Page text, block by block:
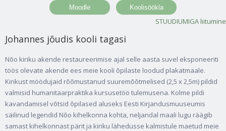
STUUDIUMIGA liitumine
Johannes jõudis kooli tagasi
Nõo kiriku akende restaureerimise ajal selle aasta suvel eksponeeriti
töös olevate akende ees meie kooli õpilaste loodud plakatmaale.
Kirikust möödujaid rõõmustanud suuremõõtmelised (2,5 x 2,5m) pildid
valmisid humanitaarpraktika kursusetöö tulemusena. Kolme pildi
kavandamisel võtsid õpilased aluseks Eesti Kirjandusmuuseumis
säilinud legendid Nõo kihelkonna kohta, neljandal maali lugu räägib
samast kihelkonnast pärit ja kiriku lähedusse kalmistule maetud meie